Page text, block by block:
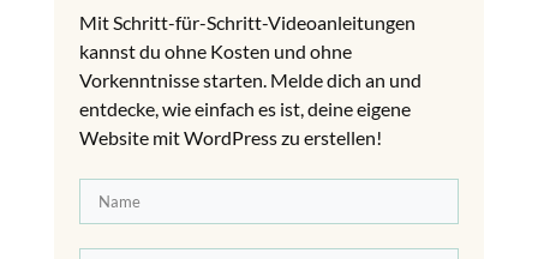
Mit Schritt-für-Schritt-Videoanleitungen
kannst du ohne Kosten und ohne
Vorkenntnisse starten. Melde dich an und
entdecke, wie einfach es ist, deine eigene
Website mit WordPress zu erstellen!